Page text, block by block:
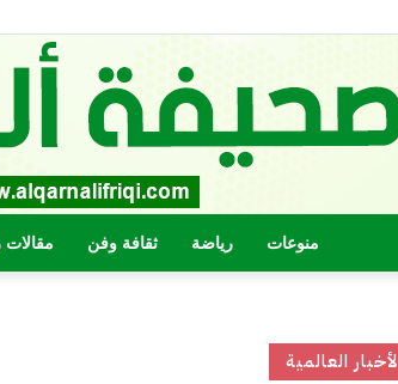
مقالات ثقافة وفن رياضة منوعات
العالمية